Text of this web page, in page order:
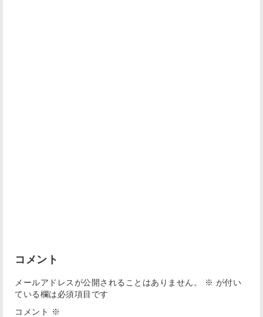
コメント
メールアドレスが公開されることはありません。 ※ が付い
ている欄は必須項目です
コメント
※